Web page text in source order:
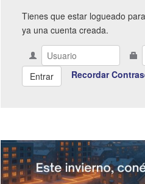
Tienes que estar logueado
ya una cuenta creada.
Recordar